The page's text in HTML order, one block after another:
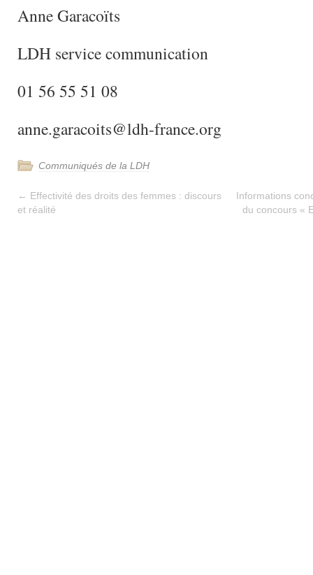
Anne Garacoïts
LDH service communication
01 56 55 51 08
anne.garacoits@ldh-france.org
Communiqués de la LDH
← Effectivité des droits des femmes : discours
et réalité
Informations
du concours «